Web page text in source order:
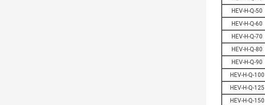
HEV-H-Q-50
HEV-H-Q-60
HEV-H-Q-70
HEV-H-Q-80
HEV-H-Q-90
HEV-H-Q-100
HEV-H-Q-125
HEV-H-Q-150